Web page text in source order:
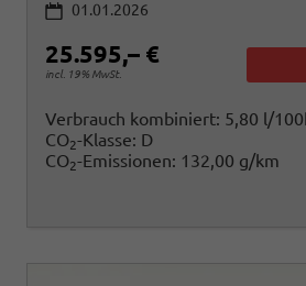
01.01.2026
25.595,– €
incl. 19% MwSt.
Verbrauch kombiniert: 5,80 l/
CO2-Klasse: D
CO2-Emissionen: 132,00 g/km